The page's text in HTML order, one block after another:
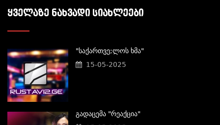
ᲧᲕᲔᲚᲐᲖᲔ ᲜᲐᲮᲕᲐᲓᲘ ᲡᲘᲐᲮᲚᲔᲔᲑᲘ
"საქართვე;ლოს Ხმა"
15-05-2025
Გადაცემა "რეაქცია"